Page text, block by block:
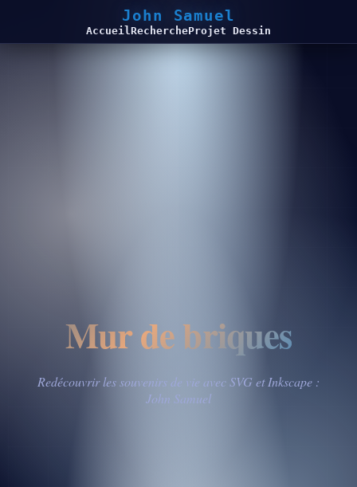
John Samuel
AccueilRechercheProjet Dessin
Mur de briques
Redécouvrir les souvenirs de vie avec SVG et Inkscape :
John Samuel